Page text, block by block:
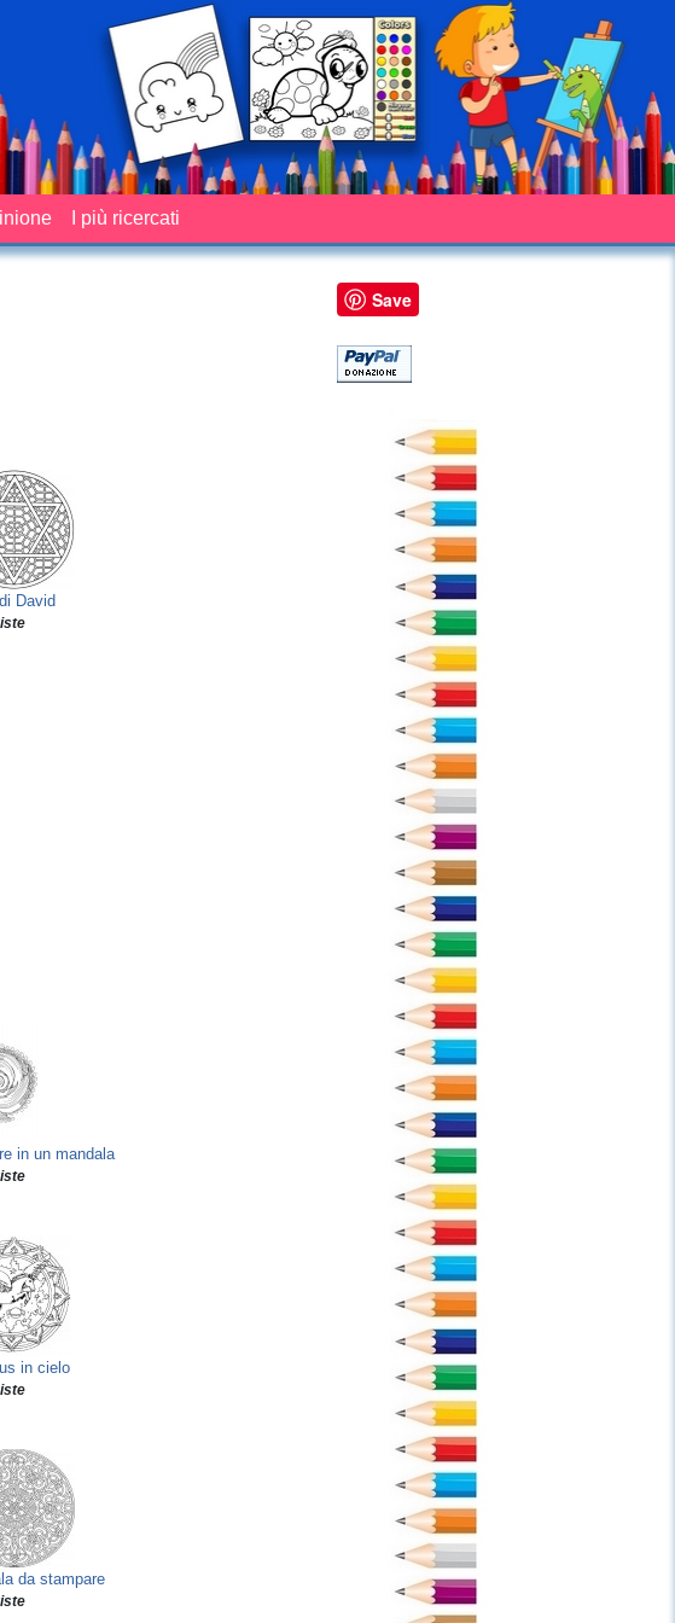
I più ricercati
David
in un mandala
in cielo
da stampare
Save